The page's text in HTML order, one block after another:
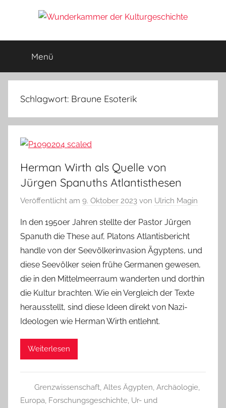
Wunderkammer
der
Kulturgeschichte
Geschichte
&
Archäologie
Menü
Schlagwort: Braune Esoterik
Herman Wirth als Quelle von
Jürgen Spanuths Atlantisthesen
Veröffentlicht am 9. Oktober 2023 von Ulrich Magin
In den 1950er Jahren stellte der Pastor Jürgen
Spanuth die These auf, Platons Atlantisbericht
handle von der Seevölkerinvasion Ägyptens, und
diese Seevölker seien frühe Germanen gewesen,
die in den Mittelmeerraum wanderten und dorthin
die Kultur brachten. Wie ein Vergleich der Texte
herausstellt, sind diese Ideen direkt von Nazi-
Ideologen wie Herman Wirth entlehnt.
Weiterlesen
Grenzwissenschaft, Altes Ägypten Archäologie,
Europa Forschungsgeschichte Ur- und